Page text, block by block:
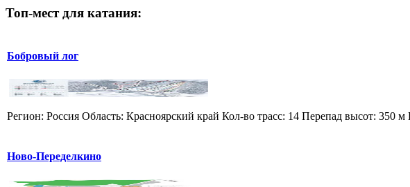
Топ-мест для катания:
Бобровый лог
Регион: Россия Область: Красноярский край Кол-во трасс: 14 Перепад высот: 350
Ново-Переделкино